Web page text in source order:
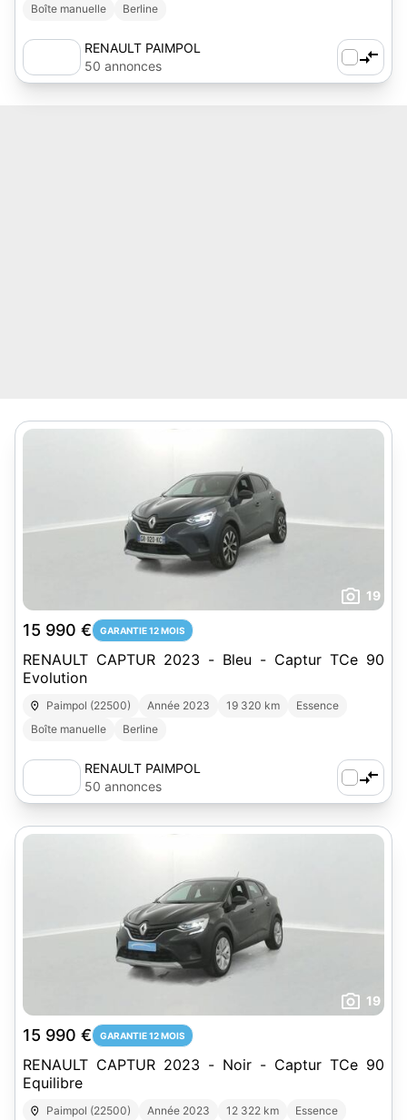
Boîte manuelle
Berline
RENAULT PAIMPOL
50 annonces
19
15 990 € GARANTIE 12 MOIS
RENAULT CAPTUR 2023 - Bleu - Captur TCe 90
Evolution
Paimpol (22500) Année 2023 19 320 km
Essence
Boîte manuelle
Berline
RENAULT PAIMPOL
50 annonces
19
15 990 € GARANTIE 12 MOIS
RENAULT CAPTUR 2023 - Noir - Captur TCe 90
Equilibre
Paimpol (22500) Année 2023 12 322 km
Essence